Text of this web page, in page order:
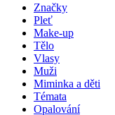
Značky
Pleť
Make-up
Tělo
Vlasy
Muži
Miminka a děti
Témata
Opalování